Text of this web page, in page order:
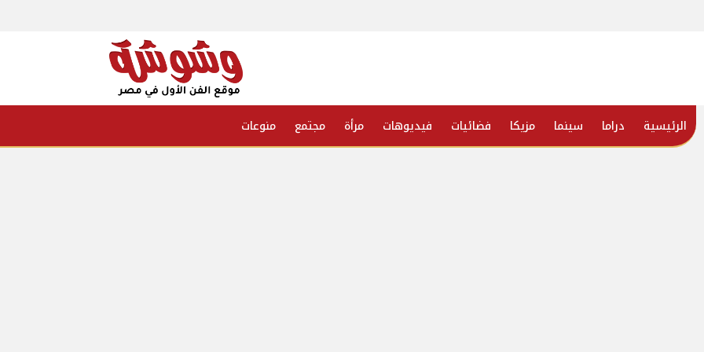
الرئيسية دراما سينما مزيكا فضائيات فيديوهات مرأة مجتمع منوعات